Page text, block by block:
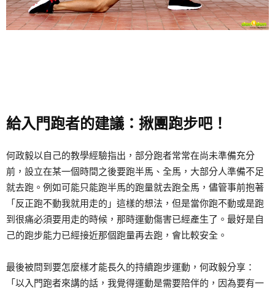
給入門跑者的建議：揪團跑步吧！
何政毅以自己的教學經驗指出，部分跑者常常在尚未準備充分
前，設立在某一個時間之後要跑半馬、全馬，大部分人準備不足
就去跑。例如可能只能跑半馬的跑量就去跑全馬，儘管事前抱著
「反正跑不動我就用走的」這樣的想法，但是當你跑不動或是跑
到很痛必須要用走的時候，那時運動傷害已經產生了。最好是自
己的跑步能力已經接近那個跑量再去跑，會比較安全。
最後被問到要怎麼樣才能長久的持續跑步運動，何政毅分享：
「以入門跑者來講的話，我覺得運動是需要陪伴的，因為要有一